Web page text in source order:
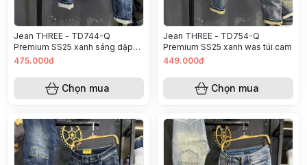
Jean THREE - TD744-Q
Premium SS25 xanh sáng dập
da
475.000đ
Chọn mua
Jean THREE - TD754-Q
Premium SS25 xanh was túi cam
449.000đ
Chọn mua